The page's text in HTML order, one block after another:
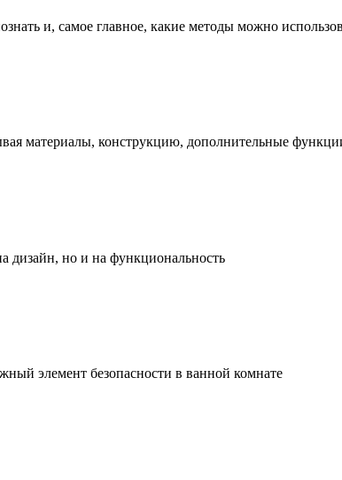
и, самое главное, какие методы можно
материалы, конструкцию, дополнительные
дизайн, но и на функциональность
элемент безопасности в ванной комнате